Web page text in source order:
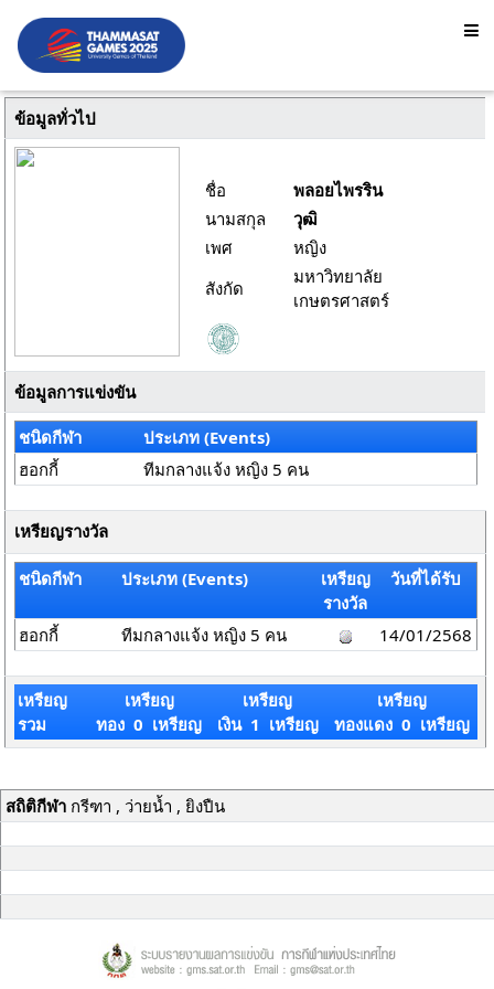
ข้อมูลทั่วไป
ชื่อ
พลอยไพรริน
นามสกุล
วุฒิ
เพศ
หญิง
สังกัด
มหาวิทยาลัย
เกษตรศาสตร์
ข้อมูลการแข่งขัน
ชนิดกีฬา
ประเภท (Events)
ฮอกกี้
ทีมกลางแจ้ง หญิง 5 คน
เหรียญรางวัล
ชนิดกีฬา ประเภท (Events)
เหรียญ
รางวัล
วันที่ได้รับ
ฮอกกี้ ทีมกลางแจ้ง หญิง 5 คน 14/01/2568
เหรียญ
รวม
เหรียญ
ทอง 0 เหรียญ
เหรียญ
เงิน 1 เหรียญ
เหรียญ
ทองแดง 0 เหรียญ
สถิติกีฬากรีฑา , ว่ายน้ำ , ยิงปืน